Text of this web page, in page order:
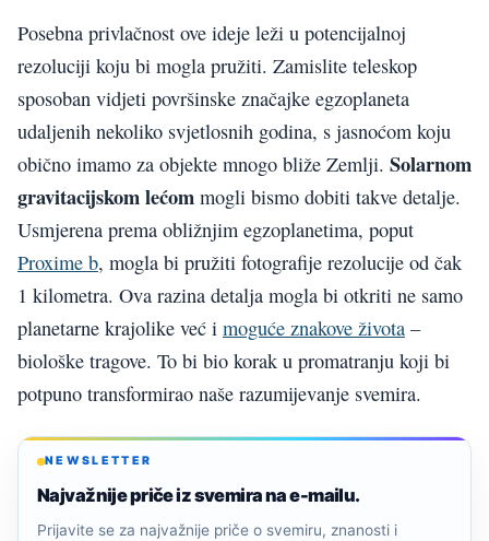
Posebna privlačnost ove ideje leži u potencijalnoj
rezoluciji koju bi mogla pružiti. Zamislite teleskop
sposoban vidjeti površinske značajke egzoplaneta
udaljenih nekoliko svjetlosnih godina, s jasnoćom koju
obično imamo za objekte mnogo bliže Zemlji. Solarnom
gravitacijskom lećom mogli bismo dobiti takve detalje.
Usmjerena prema obližnjim egzoplanetima, poput
Proxime b, mogla bi pružiti fotografije rezolucije od čak
1 kilometra. Ova razina detalja mogla bi otkriti ne samo
planetarne krajolike već i moguće znakove života –
biološke tragove. To bi bio korak u promatranju koji bi
potpuno transformirao naše razumijevanje svemira.
NEWSLETTER
Najvažnije priče iz svemira na e-mailu.
Prijavite se za najvažnije priče o svemiru, znanosti i